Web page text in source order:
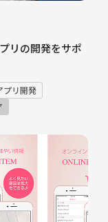
リの開発をサポ
プリ開発